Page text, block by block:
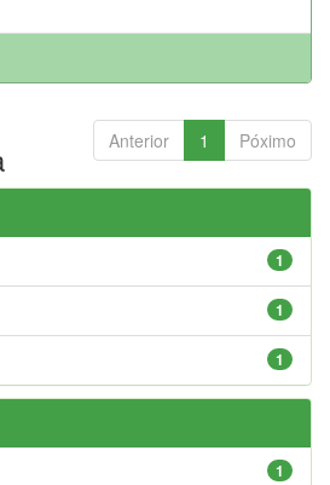
Anterior 1 Póximo
1
1
1
1